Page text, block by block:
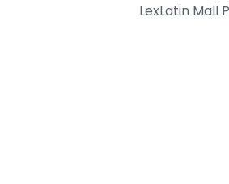
LexLatin Mall